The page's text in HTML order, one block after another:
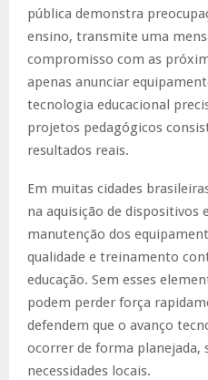
pública demonstra
ensino, transmite uma
compromisso com as
apenas anunciar
tecnologia educacional
projetos pedagógicos
resultados reais.
Em muitas cidades
na aquisição de dispositivos
manutenção dos
qualidade e treinamento
educação. Sem esses
podem perder força
defendem que o avanço
ocorrer de forma planejada,
necessidades locais.